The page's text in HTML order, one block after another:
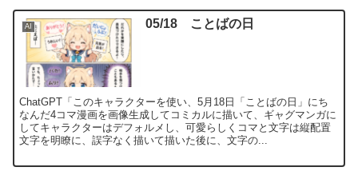
AI 05/18 ことばの日
ChatGPT「このキャラクターを使い、5月18日「ことばの日」にち
なんだ4コマ漫画を画像生成してコミカルに描いて、ギャグマンガに
してキャラクターはデフォルメし、可愛らしくコマと文字は縦配置
文字を明瞭に、誤字なく描いて描いた後に、文字の...